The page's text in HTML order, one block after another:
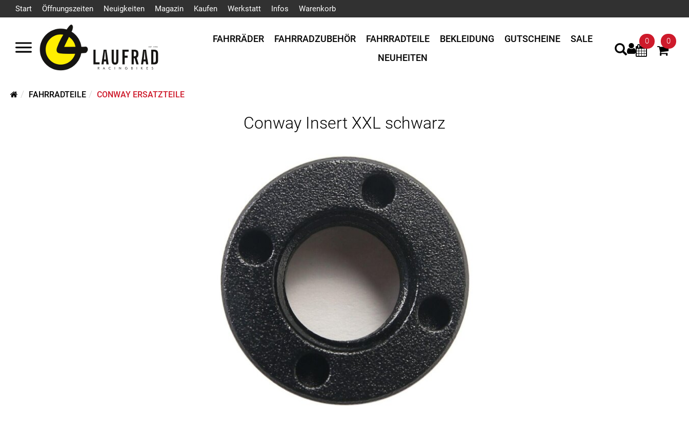
Start Öffnungszeiten Neuigkeiten Magazin Kaufen Werkstatt Infos Warenkorb
FAHRRÄDER FAHRRADZUBEHÖR FAHRRADTEILE BEKLEIDUNG GUTSCHEINE
SALE
NEUHEITEN
0 0
FAHRRADTEILE CONWAY ERSATZTEILE
Conway Insert XXL schwarz